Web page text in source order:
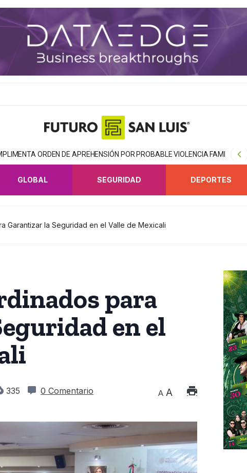
ORDEN DE APREHENSIÓN POR PROBABLE VIOLENCIA FAMILIAR EN
GLOBAL SEGURIDAD DEPORTES
Garantizar la Seguridad en el Valle de Mexicali
para
en el
335 0 Comentario A A